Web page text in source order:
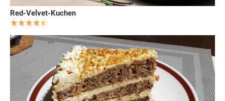
Red-Velvet-Kuchen